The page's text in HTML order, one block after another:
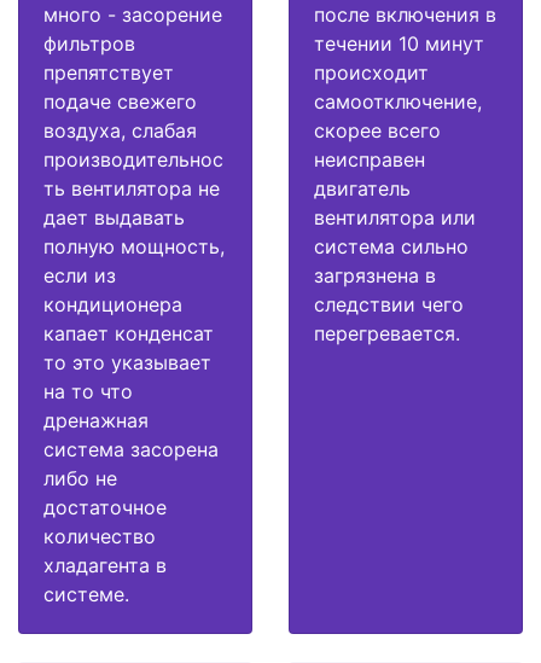
много - засорение
фильтров
препятствует
подаче свежего
воздуха, слабая
производительнос
ть вентилятора не
дает выдавать
полную мощность,
если из
кондиционера
капает конденсат
то это указывает
на то что
дренажная
система засорена
либо не
достаточное
количество
хладагента в
системе.
после включения в
течении 10 минут
происходит
самоотключение,
скорее всего
неисправен
двигатель
вентилятора или
система сильно
загрязнена в
следствии чего
перегревается.